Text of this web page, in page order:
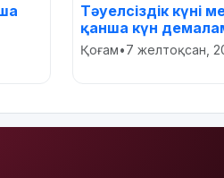
Тәуелсіздік күні
қанша күн
Қоғам•7 желтоқсан,